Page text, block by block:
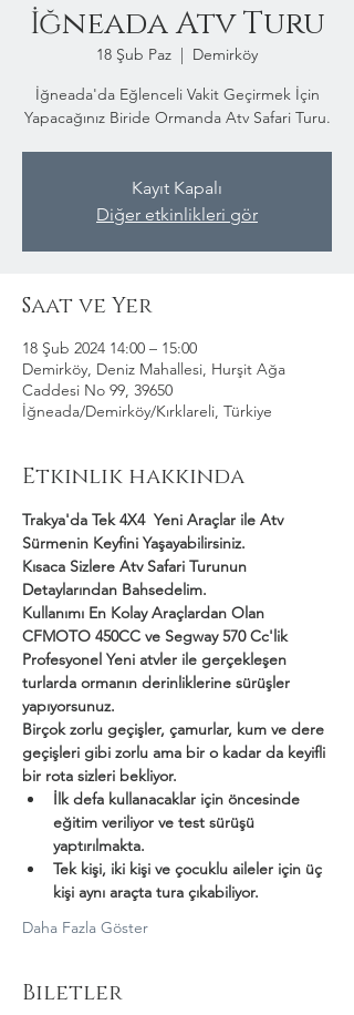
İğneada Atv Turu
18 Şub Paz
  |
Demirköy
İğneada'da Eğlenceli Vakit Geçirmek İçin
Yapacağınız Biride Ormanda Atv Safari Turu.
Kayıt Kapalı
Diğer etkinlikleri gör
Saat ve Yer
18 Şub 2024 14:00 – 15:00
Demirköy, Deniz Mahallesi, Hurşit Ağa
Caddesi No 99, 39650
İğneada/Demirköy/Kırklareli, Türkiye
Etkinlik hakkında
Trakya'da Tek 4X4  Yeni Araçlar ile Atv
Sürmenin Keyfini Yaşayabilirsiniz.
Kısaca Sizlere Atv Safari Turunun
Detaylarından Bahsedelim.
Kullanımı En Kolay Araçlardan Olan
CFMOTO 450CC ve Segway 570 Cc'lik
Profesyonel Yeni atvler ile gerçekleşen
turlarda ormanın derinliklerine sürüşler
yapıyorsunuz.
Birçok zorlu geçişler, çamurlar, kum ve dere
geçişleri gibi zorlu ama bir o kadar da keyifli
bir rota sizleri bekliyor.
İlk defa kullanacaklar için öncesinde
eğitim veriliyor ve test sürüşü
yaptırılmakta.
Tek kişi, iki kişi ve çocuklu aileler için üç
kişi aynı araçta tura çıkabiliyor.
Daha Fazla Göster
Biletler